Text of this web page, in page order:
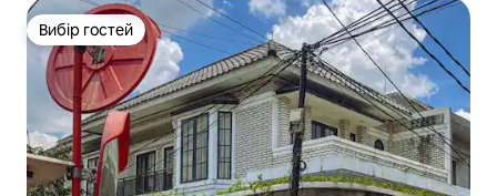
Вибір гостей
Вибір гостей